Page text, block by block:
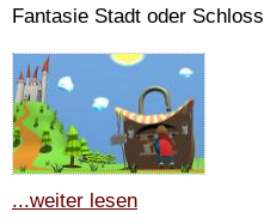
Fantasie Stadt oder
...weiter lesen